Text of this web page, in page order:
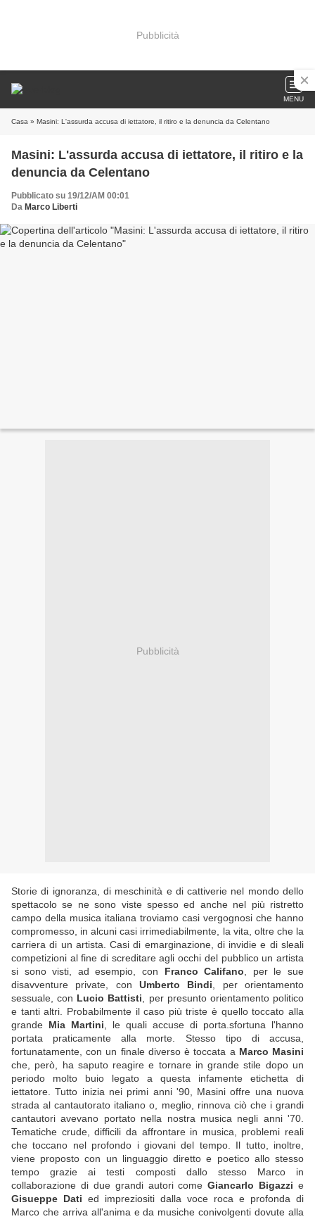
Pubblicità
MENU
Casa » Masini: L'assurda accusa di iettatore, il ritiro e la denuncia da Celentano
Masini: L'assurda accusa di iettatore, il ritiro e la
denuncia da Celentano
Pubblicato su 19/12/AM 00:01
Da Marco Liberti
Pubblicità
Storie di ignoranza, di meschinità e di cattiverie nel mondo dello
spettacolo se ne sono viste spesso ed anche nel più ristretto
campo della musica italiana troviamo casi vergognosi che hanno
compromesso, in alcuni casi irrimediabilmente, la vita, oltre che la
carriera di un artista. Casi di emarginazione, di invidie e di sleali
competizioni al fine di screditare agli occhi del pubblico un artista
si sono visti, ad esempio, con Franco Califano , per le sue
disavventure private, con Umberto Bindi , per orientamento
sessuale, con Lucio Battisti , per presunto orientamento politico
e tanti altri. Probabilmente il caso più triste è quello toccato alla
grande Mia Martini , le quali accuse di porta.sfortuna l'hanno
portata praticamente alla morte. Stesso tipo di accusa,
fortunatamente, con un finale diverso è toccata a Marco Masini
che, però, ha saputo reagire e tornare in grande stile dopo un
periodo molto buio legato a questa infamente etichetta di
iettatore. Tutto inizia nei primi anni '90, Masini offre una nuova
strada al cantautorato italiano o, meglio, rinnova ciò che i grandi
cantautori avevano portato nella nostra musica negli anni '70.
Tematiche crude, difficili da affrontare in musica, problemi reali
che toccano nel profondo i giovani del tempo. Il tutto, inoltre,
viene proposto con un linguaggio diretto e poetico allo stesso
tempo grazie ai testi composti dallo stesso Marco in
collaborazione di due grandi autori comeGiancarlo Bigazzi e
Gisueppe Dati ed impreziositi dalla voce roca e profonda di
Marco che arriva all'anima e da musiche conivolgenti dovute alla